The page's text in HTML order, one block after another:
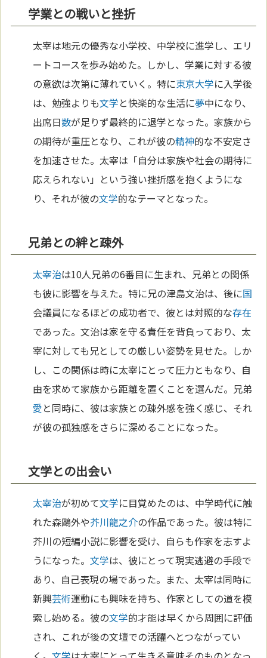
学業との戦いと挫折
太宰は地元の優秀な小学校、中学校に進学し、エリ
ートコースを歩み始めた。しかし、学業に対する彼
の意欲は次第に薄れていく。特に東京大学に入学後
は、勉強よりも文学と快楽的な生活に夢中になり、
出席日数が足りず最終的に退学となった。家族から
の期待が重圧となり、これが彼の精神的な不安定さ
を加速させた。太宰は「自分は家族や社会の期待に
応えられない」という強い挫折感を抱くようにな
り、それが彼の文学的なテーマとなった。
兄弟との絆と疎外
太宰治は10人兄弟の6番目に生まれ、兄弟との関係
も彼に影響を与えた。特に兄の津島文治は、後に国
会議員になるほどの成功者で、彼とは対照的な存在
であった。文治は家を守る責任を背負っており、太
宰に対しても兄としての厳しい姿勢を見せた。しか
し、この関係は時に太宰にとって圧力ともなり、自
由を求めて家族から距離を置くことを選んだ。兄弟
愛と同時に、彼は家族との疎外感を強く感じ、それ
が彼の孤独感をさらに深めることになった。
文学との出会い
太宰治が初めて文学に目覚めたのは、中学時代に触
れた森鷗外や芥川龍之介の作品であった。彼は特に
芥川の短編小説に影響を受け、自らも作家を志すよ
うになった。文学は、彼にとって現実逃避の手段で
あり、自己表現の場であった。また、太宰は同時に
新興芸術運動にも興味を持ち、作家としての道を模
索し始める。彼の文学的才能は早くから周囲に評価
され、これが後の文壇での活躍へとつながってい